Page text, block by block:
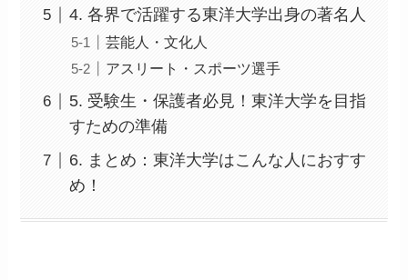
4. 各界で活躍する東洋大学出身の著名人
芸能人・文化人
アスリート・スポーツ選手
5. 受験生・保護者必見！東洋大学を目指
すための準備
6. まとめ：東洋大学はこんな人におすす
め！